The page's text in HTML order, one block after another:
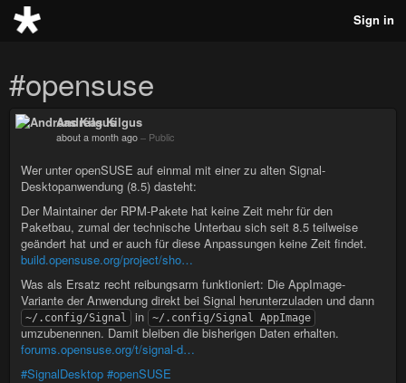
Sign in
#opensuse
Andreas Kilgus
about a month ago – Public
Wer unter openSUSE auf einmal mit einer zu alten Signal-
Desktopanwendung (8.5) dasteht:
Der Maintainer der RPM-Pakete hat keine Zeit mehr für den
Paketbau, zumal der technische Unterbau sich seit 8.5 teilweise
geändert hat und er auch für diese Anpassungen keine Zeit findet.
build.opensuse.org/project/sho…
Was als Ersatz recht reibungsarm funktioniert: Die AppImage-
Variante der Anwendung direkt bei Signal herunterzuladen und dann
~/.config/Signal in ~/.config/Signal AppImage
umzubenennen. Damit bleiben die bisherigen Daten erhalten.
forums.opensuse.org/t/signal-d…
#SignalDesktop #openSUSE